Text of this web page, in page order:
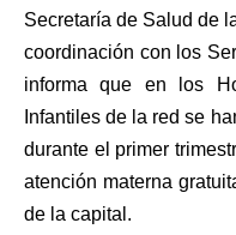
Secretaría de Salud de
coordinación con los
informa que en los
Infantiles de la red se
durante el primer
atención materna
de la capital.